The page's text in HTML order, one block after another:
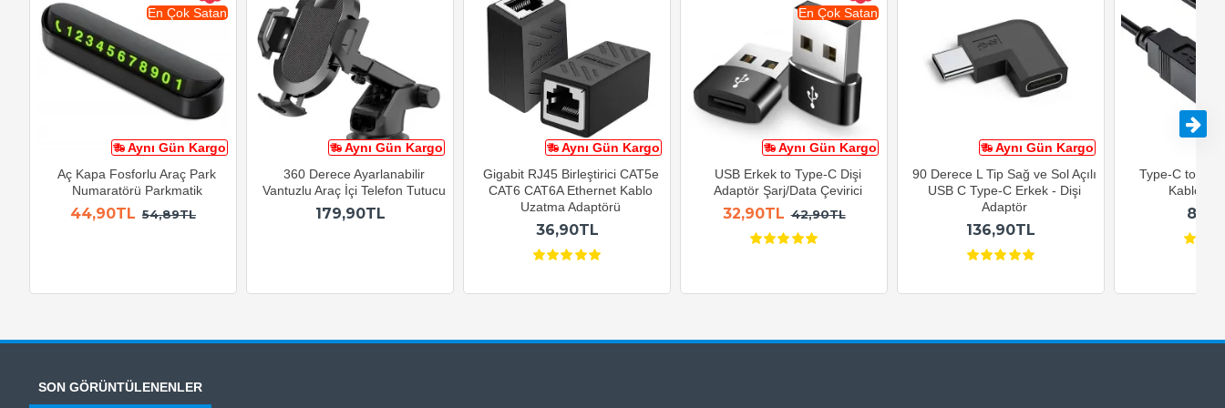
Aynı Gün Kargo
En Çok Satan
Aç Kapa Fosforlu Araç Park
Numaratörü Parkmatik
44,90TL 54,89TL
Aynı Gün Kargo
360 Derece Ayarlanabilir
Vantuzlu Araç İçi Telefon Tutucu
179,90TL
Aynı Gün Kargo
Gigabit RJ45 Birleştirici CAT5e
CAT6 CAT6A Ethernet Kablo
Uzatma Adaptörü
36,90TL
Aynı Gün Kargo
En Çok Satan
USB Erkek to Type-C Dişi
Adaptör Şarj/Data Çevirici
32,90TL 42,90TL
Aynı Gün Kargo
90 Derece L Tip Sağ ve Sol Açılı
USB C Type-C Erkek - Dişi
Adaptör
136,90TL
Type-C to
Kablosu
SON GÖRÜNTÜLENENLER